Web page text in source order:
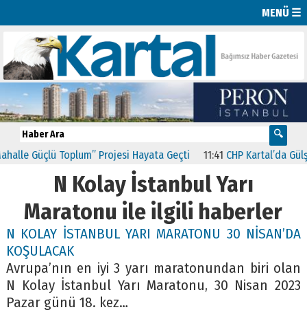
MENÜ ☰
Güçlü Toplum” Projesi Hayata Geçti 11:41 CHP Kartal’da
N Kolay İstanbul Yarı
Maratonu ile ilgili haberler
N KOLAY İSTANBUL YARI MARATONU 30 NİSAN’DA
KOŞULACAK
Avrupa’nın en iyi 3 yarı maratonundan biri olan
N Kolay İstanbul Yarı Maratonu, 30 Nisan 2023
Pazar günü 18. kez…